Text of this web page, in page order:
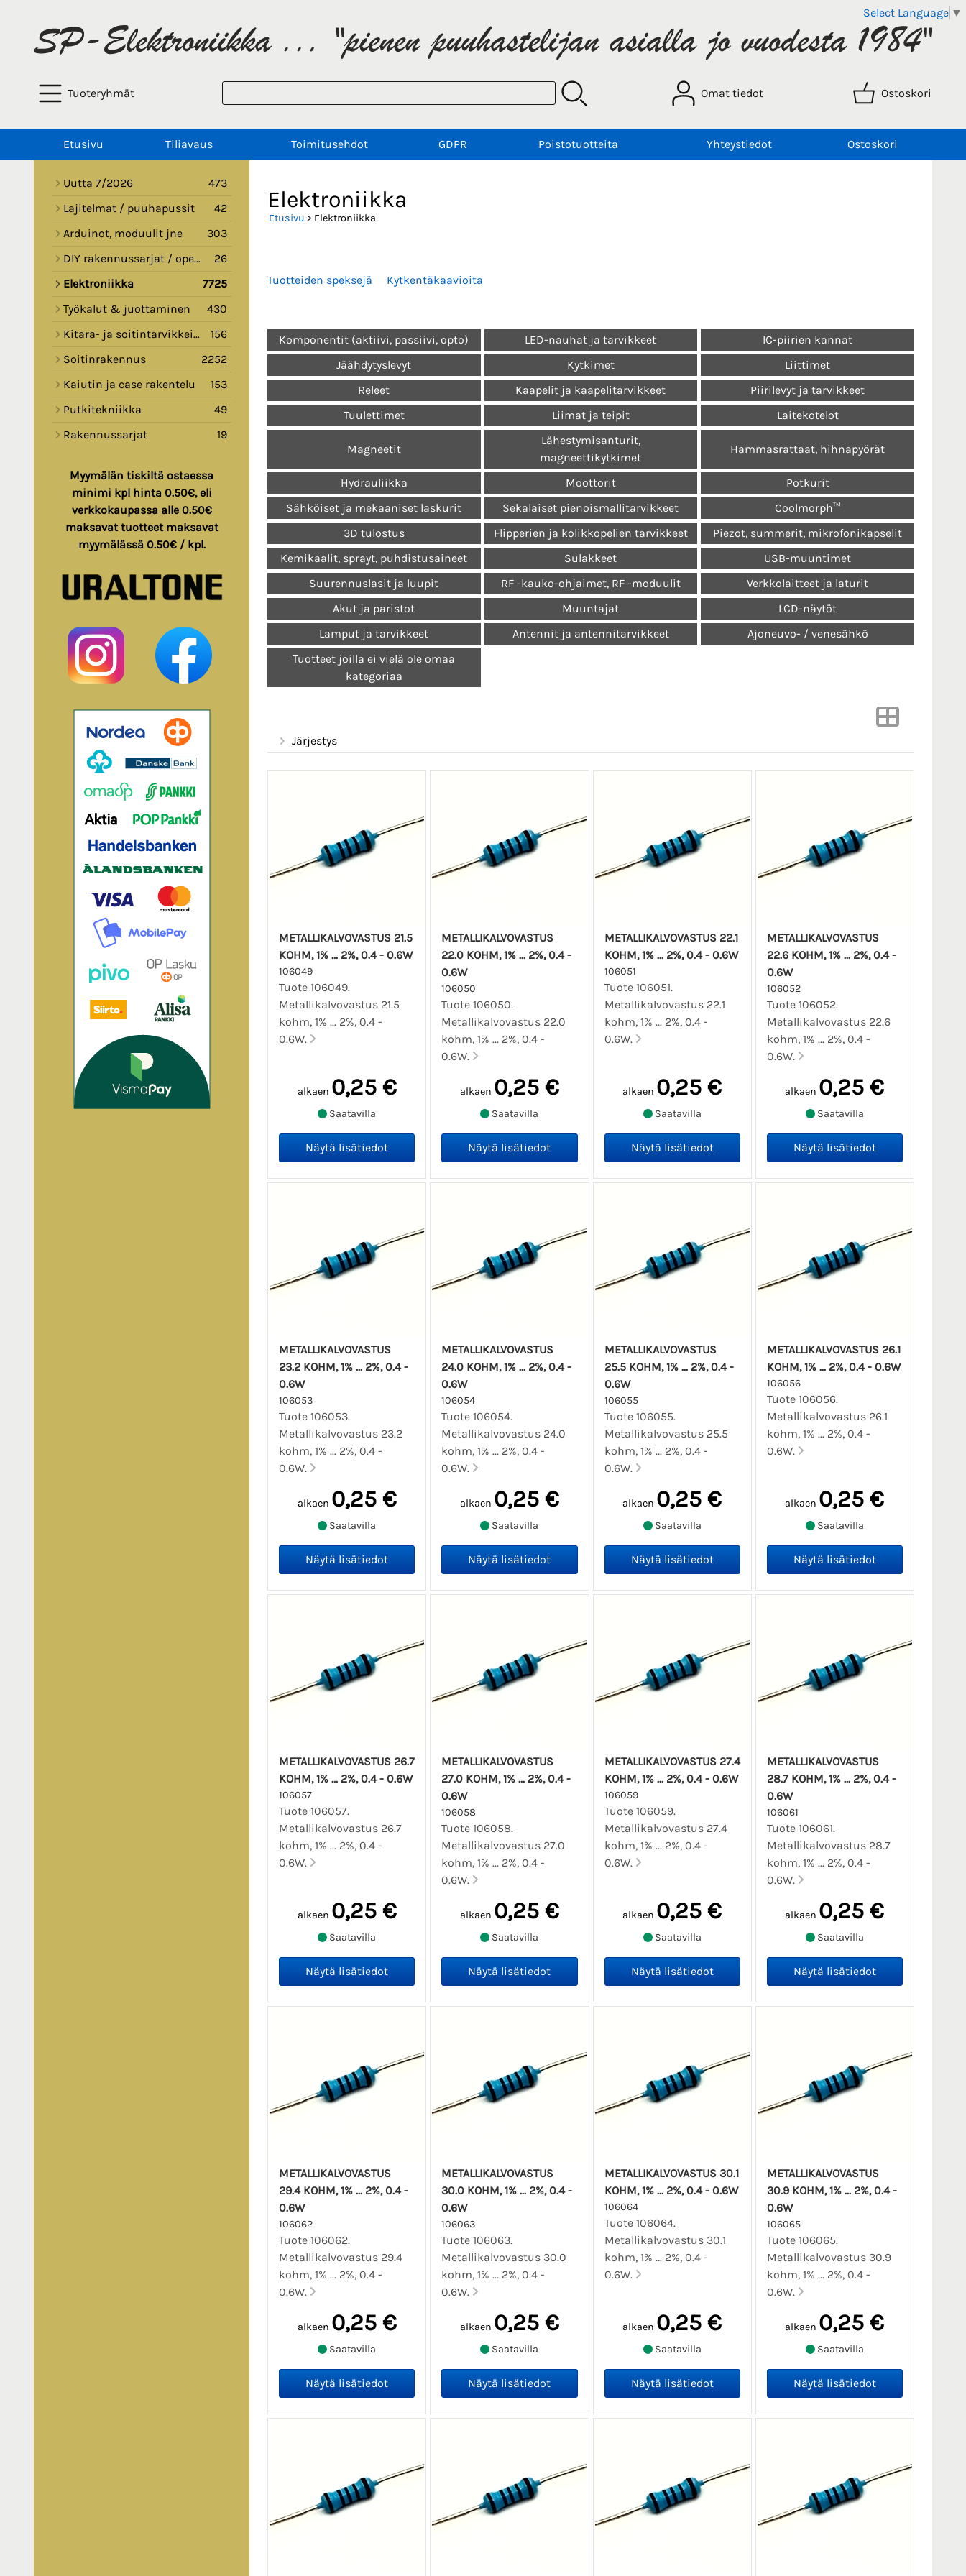
Select Language ▼
Tuoteryhmät Omat tiedot Ostoskori
Etusivu Tiliavaus Toimitusehdot GDPR Poistotuotteita Yhteystiedot Ostoskori
Uutta 7/2026
473
Lajitelmat / puuhapussit
42
Arduinot, moduulit jne
303
DIY rakennussarjat / opetussarjat
26
Elektroniikka
7725
Työkalut & juottaminen
430
Kitara- ja soitintarvikkeita
156
Soitinrakennus
2252
Kaiutin ja case rakentelu
153
Putkitekniikka
49
Rakennussarjat
19
Myymälän tiskiltä ostaessa
minimi kpl hinta 0.50€, eli
verkkokaupassa alle 0.50€
maksavat tuotteet maksavat
myymälässä 0.50€ / kpl.
Elektroniikka
Etusivu > Elektroniikka
Tuotteiden speksejä Kytkentäkaavioita
Komponentit (aktiivi, passiivi, opto) LED-nauhat ja tarvikkeet
IC-piirien kannat
Jäähdytyslevyt
Kytkimet
Liittimet
Releet
Kaapelit ja kaapelitarvikkeet
Piirilevyt ja tarvikkeet
Tuulettimet
Liimat ja teipit Laitekotelot
Magneetit
Lähestymisanturit,
magneettikytkimet
Hammasrattaat, hihnapyörät
Hydrauliikka Moottorit
Potkurit
Sähköiset ja mekaaniset laskurit
Sekalaiset pienoismallitarvikkeet
Coolmorph™
3D tulostus
Flipperien ja kolikkopelien tarvikkeet
Piezot, summerit, mikrofonikapselit
Kemikaalit, sprayt, puhdistusaineet
Sulakkeet
USB-muuntimet
Suurennuslasit ja luupit
RF -kauko-ohjaimet, RF -moduulit
Verkkolaitteet ja laturit
Akut ja paristot
Muuntajat
LCD-näytöt
Lamput ja tarvikkeet
Antennit ja antennitarvikkeet
Ajoneuvo- / venesähkö
Tuotteet joilla ei vielä ole omaa
kategoriaa
Järjestys
METALLIKALVOVASTUS 21.5
KOHM, 1% ... 2%, 0.4 - 0.6W
106049
Tuote 106049.
Metallikalvovastus 21.5
kohm, 1% ... 2%, 0.4 -
0.6W.
alkaen 0,25 €
Saatavilla
METALLIKALVOVASTUS
22.0 KOHM, 1% ... 2%, 0.4 -
0.6W
106050
Tuote 106050.
Metallikalvovastus 22.0
kohm, 1% ... 2%, 0.4 -
0.6W.
alkaen 0,25 €
Saatavilla
METALLIKALVOVASTUS 22.1
KOHM, 1% ... 2%, 0.4 - 0.6W
106051
Tuote 106051.
Metallikalvovastus 22.1
kohm, 1% ... 2%, 0.4 -
0.6W.
alkaen 0,25 €
Saatavilla
METALLIKALVOVASTUS
22.6 KOHM, 1% ... 2%, 0.4 -
0.6W
106052
Tuote 106052.
Metallikalvovastus 22.6
kohm, 1% ... 2%, 0.4 -
0.6W.
alkaen 0,25 €
Saatavilla
METALLIKALVOVASTUS
23.2 KOHM, 1% ... 2%, 0.4 -
0.6W
106053
Tuote 106053.
Metallikalvovastus 23.2
kohm, 1% ... 2%, 0.4 -
0.6W.
alkaen 0,25 €
Saatavilla
METALLIKALVOVASTUS
24.0 KOHM, 1% ... 2%, 0.4 -
0.6W
106054
Tuote 106054.
Metallikalvovastus 24.0
kohm, 1% ... 2%, 0.4 -
0.6W.
alkaen 0,25 €
Saatavilla
METALLIKALVOVASTUS
25.5 KOHM, 1% ... 2%, 0.4 -
0.6W
106055
Tuote 106055.
Metallikalvovastus 25.5
kohm, 1% ... 2%, 0.4 -
0.6W.
alkaen 0,25 €
Saatavilla
METALLIKALVOVASTUS 26.1
KOHM, 1% ... 2%, 0.4 - 0.6W
106056
Tuote 106056.
Metallikalvovastus 26.1
kohm, 1% ... 2%, 0.4 -
0.6W.
alkaen 0,25 €
Saatavilla
METALLIKALVOVASTUS 26.7
KOHM, 1% ... 2%, 0.4 - 0.6W
106057
Tuote 106057.
Metallikalvovastus 26.7
kohm, 1% ... 2%, 0.4 -
0.6W.
alkaen 0,25 €
Saatavilla
METALLIKALVOVASTUS
27.0 KOHM, 1% ... 2%, 0.4 -
0.6W
106058
Tuote 106058.
Metallikalvovastus 27.0
kohm, 1% ... 2%, 0.4 -
0.6W.
alkaen 0,25 €
Saatavilla
METALLIKALVOVASTUS 27.4
KOHM, 1% ... 2%, 0.4 - 0.6W
106059
Tuote 106059.
Metallikalvovastus 27.4
kohm, 1% ... 2%, 0.4 -
0.6W.
alkaen 0,25 €
Saatavilla
METALLIKALVOVASTUS
28.7 KOHM, 1% ... 2%, 0.4 -
0.6W
106061
Tuote 106061.
Metallikalvovastus 28.7
kohm, 1% ... 2%, 0.4 -
0.6W.
alkaen 0,25 €
Saatavilla
METALLIKALVOVASTUS
29.4 KOHM, 1% ... 2%, 0.4 -
0.6W
106062
Tuote 106062.
Metallikalvovastus 29.4
kohm, 1% ... 2%, 0.4 -
0.6W.
alkaen 0,25 €
Saatavilla
METALLIKALVOVASTUS
30.0 KOHM, 1% ... 2%, 0.4 -
0.6W
106063
Tuote 106063.
Metallikalvovastus 30.0
kohm, 1% ... 2%, 0.4 -
0.6W.
alkaen 0,25 €
Saatavilla
METALLIKALVOVASTUS 30.1
KOHM, 1% ... 2%, 0.4 - 0.6W
106064
Tuote 106064.
Metallikalvovastus 30.1
kohm, 1% ... 2%, 0.4 -
0.6W.
alkaen 0,25 €
Saatavilla
METALLIKALVOVASTUS
30.9 KOHM, 1% ... 2%, 0.4 -
0.6W
106065
Tuote 106065.
Metallikalvovastus 30.9
kohm, 1% ... 2%, 0.4 -
0.6W.
alkaen 0,25 €
Saatavilla